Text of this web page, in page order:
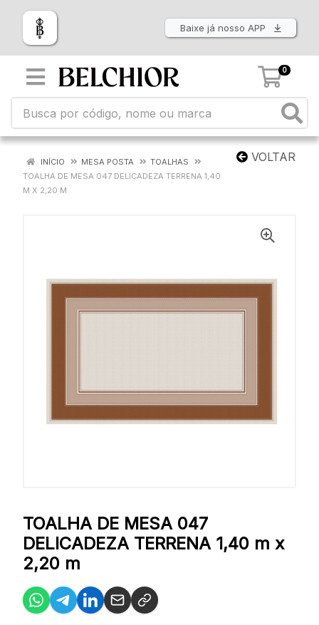
Baixe já nosso APP
0
VOLTAR
INÍCIO MESA POSTA
TOALHAS
TOALHA DE MESA 047 DELICADEZA TERRENA 1,40
M X 2,20 M
TOALHA DE MESA 047
DELICADEZA TERRENA 1,40 m x
2,20 m